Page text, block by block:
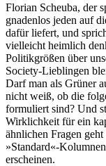
Florian Scheuba, der
gnadenlos jeden auf
dafür liefert, und
vielleicht heimlich
Politikgrößen über
Society-Lieblingen
Darf man als Grüner
nicht weiß, ob die
formuliert sind? Und
Wirklichkeit für ein
ähnlichen Fragen
»Standard«-
erscheinen.